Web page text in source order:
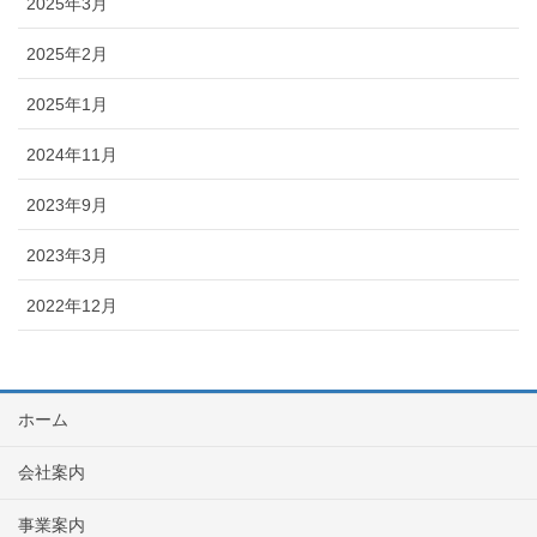
2025年3月
2025年2月
2025年1月
2024年11月
2023年9月
2023年3月
2022年12月
ホーム
会社案内
事業案内